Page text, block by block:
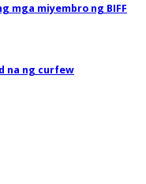
mga miyembro ng BIFF
na ng curfew